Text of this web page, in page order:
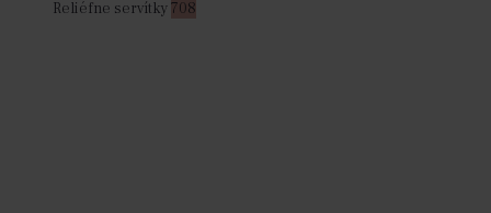
Reliéfne servítky708